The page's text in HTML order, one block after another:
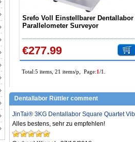
Srefo Voll Einstellbarer Dentallabor
Parallelometer Surveyor
€277.99
Total:5 items, 21 items/p, Page:1/1.
Dentallabor Rüttler comment
JinTai® 3KG Dentallabor Square Quartet
Alles bestens, sehr zu empfehlen!